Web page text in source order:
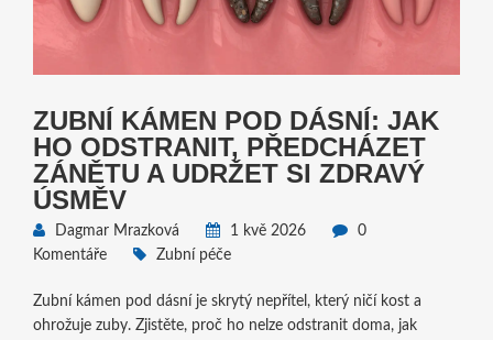
ZUBNÍ KÁMEN POD DÁSNÍ: JAK
HO ODSTRANIT, PŘEDCHÁZET
ZÁNĚTU A UDRŽET SI ZDRAVÝ
ÚSMĚV
Dagmar Mrazková 1 kvě 2026
0
Komentáře
Zubní péče
Zubní kámen pod dásní je skrytý nepřítel, který ničí kost a
ohrožuje zuby. Zjistěte, proč ho nelze odstranit doma, jak